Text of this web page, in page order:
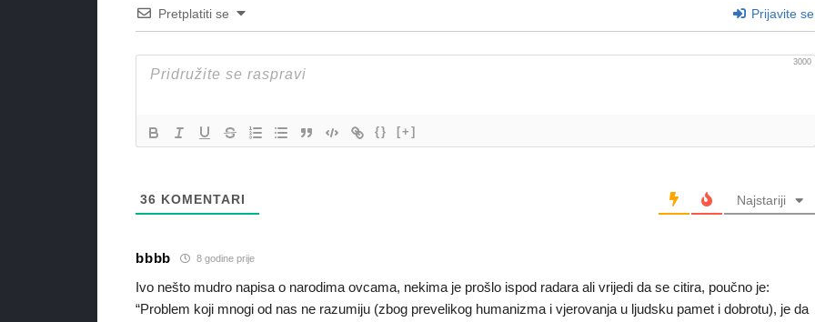
Pretplatiti se Prijavite se
3000
{} [+]
36 KOMENTARI Najstariji
bbbb 8 godine prije
Ivo nešto mudro napisa o narodima ovcama, nekima je prošlo ispod radara ali vrijedi da se citira, poučno je:
“Problem koji mnogi od nas ne razumiju (zbog prevelikog humanizma i vjerovanja u ljudsku pamet i dobrotu), je da